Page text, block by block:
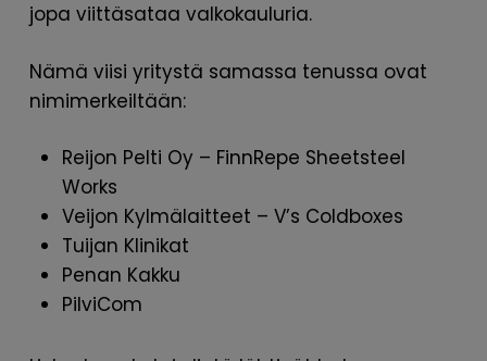
jopa viittäsataa valkokauluria.
Nämä viisi yritystä samassa tenussa ovat
nimimerkeiltään:
Reijon Pelti Oy – FinnRepe Sheetsteel
Works
Veijon Kylmälaitteet – V’s Coldboxes
Tuijan Klinikat
Penan Kakku
PilviCom